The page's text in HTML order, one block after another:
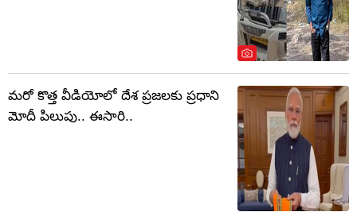
మరో కొత్త వీడియోలో దేశ ప్రజలకు ప్రధాని
మోదీ పిలుపు.. ఈసారి..